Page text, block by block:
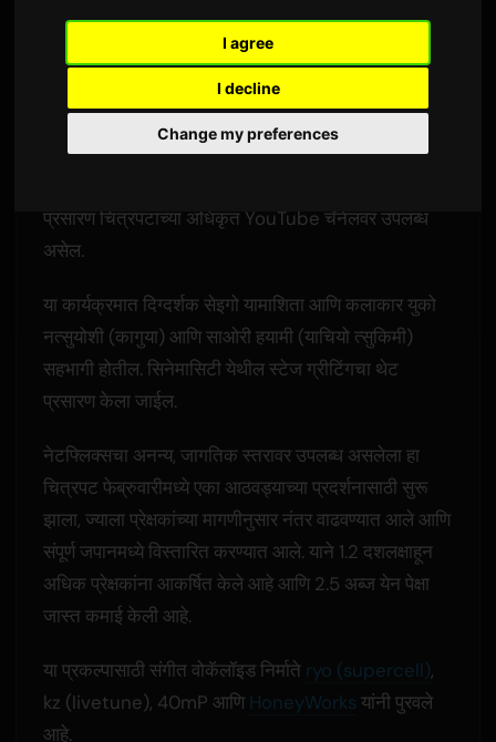
I agree
I decline
Change my preferences
Samद्वारे २ जून २०२६
इंग्रजीतून अनुवादित
अॅनिमे चित्रपट 'सुपर कागुया-हिमे!' चे जपानमधील प्रदर्शन
18 जून रोजी संपेल. एक विशेष 'पदवी' स्टेज ग्रीटिंग कार्यक्रम
प्रसारण चित्रपटाच्या अधिकृत YouTube चॅनेलवर उपलब्ध
असेल.
या कार्यक्रमात दिग्दर्शक सेइगो यामाशिता आणि कलाकार युको
नत्सुयोशी (कागुया) आणि साओरी हयामी (याचियो त्सुकिमी)
सहभागी होतील. सिनेमासिटी येथील स्टेज ग्रीटिंगचा थेट
प्रसारण केला जाईल.
नेटफ्लिक्सचा अनन्य, जागतिक स्तरावर उपलब्ध असलेला हा
चित्रपट फेब्रुवारीमध्ये एका आठवड्याच्या प्रदर्शनासाठी सुरू
झाला, ज्याला प्रेक्षकांच्या मागणीनुसार नंतर वाढवण्यात आले आणि
संपूर्ण जपानमध्ये विस्तारित करण्यात आले. याने 1.2 दशलक्षाहून
अधिक प्रेक्षकांना आकर्षित केले आहे आणि 2.5 अब्ज येन पेक्षा
जास्त कमाई केली आहे.
या प्रकल्पासाठी संगीत वोकॅलॉइड निर्माते ryo (supercell),
kz (livetune), 40mP आणि HoneyWorks यांनी पुरवले
आहे.